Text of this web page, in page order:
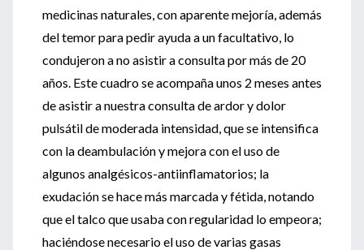
medicinas naturales, con aparente mejoría, además
del temor para pedir ayuda a un facultativo, lo
condujeron a no asistir a consulta por más de 20
años. Este cuadro se acompaña unos 2 meses antes
de asistir a nuestra consulta de ardor y dolor
pulsátil de moderada intensidad, que se intensifica
con la deambulación y mejora con el uso de
algunos analgésicos-antiinflamatorios; la
exudación se hace más marcada y fétida, notando
que el talco que usaba con regularidad lo empeora;
haciéndose necesario el uso de varias gasas